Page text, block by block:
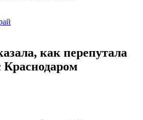
как перепутала
Краснодаром